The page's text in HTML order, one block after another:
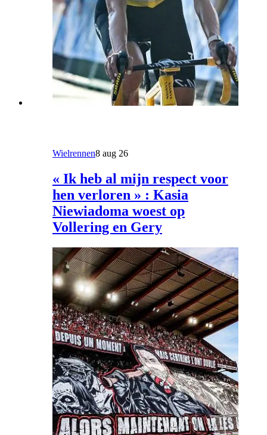
Wielrennen8 aug 26
« Ik heb al mijn respect voor
hen verloren » : Kasia
Niewiadoma woest op
Vollering en Gery